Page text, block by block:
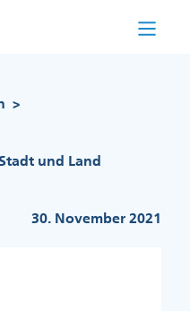
>
und Land
30. November 2021